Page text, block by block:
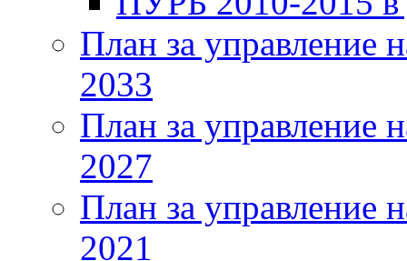
План за управление
2033
План за управление
2027
План за управление
2021